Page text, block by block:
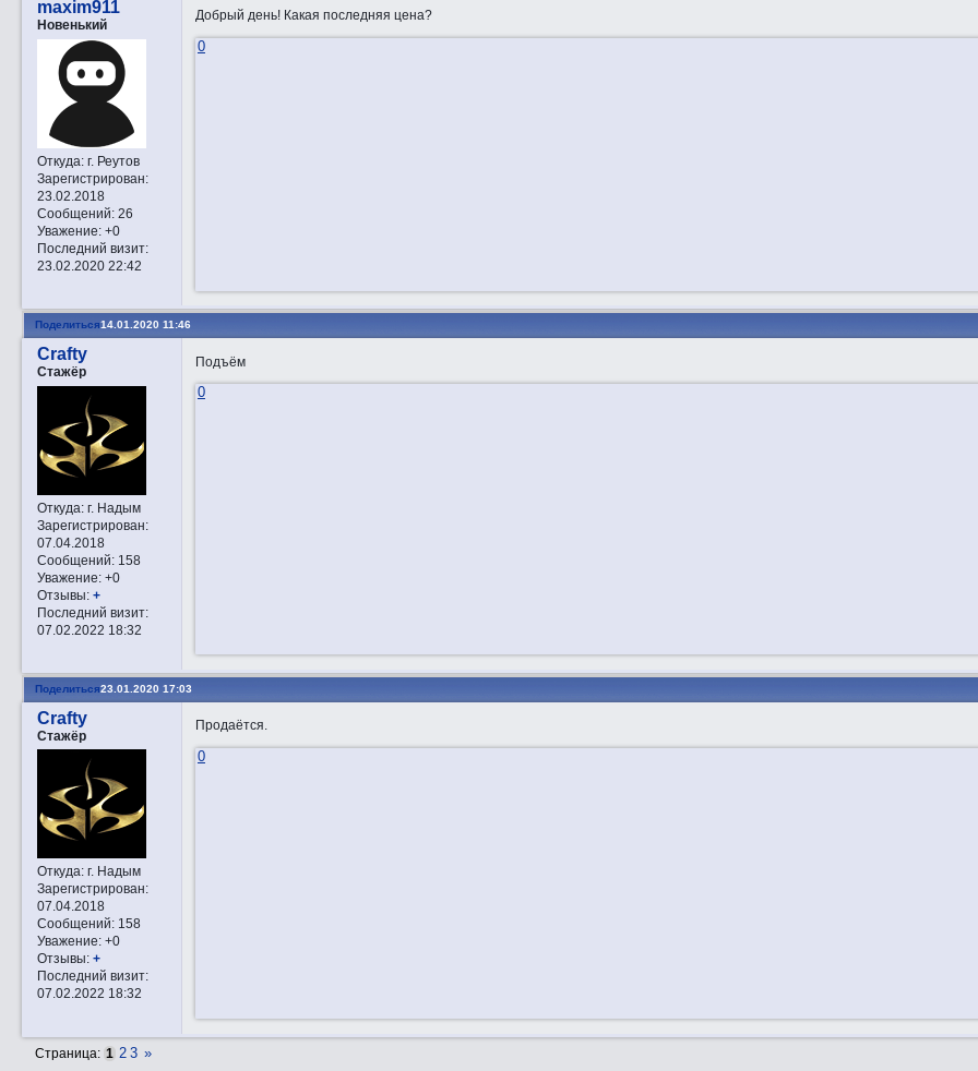
maxim911
Новенький
Откуда:г. Реутов
Зарегистрирован:
23.02.2018
Сообщений:26
Уважение: +0
Последний визит:
23.02.2020 22:42
Добрый день! Какая последняя цена?
0
Поделиться14.01.2020 11:46
Crafty
Стажёр
Откуда:г. Надым
Зарегистрирован:
07.04.2018
Сообщений:158
Уважение: +0
Отзывы: +
Последний визит:
07.02.2022 18:32
Подъём
0
Поделиться23.01.2020 17:03
Crafty
Стажёр
Откуда:г. Надым
Зарегистрирован:
07.04.2018
Сообщений:158
Уважение: +0
Отзывы: +
Последний визит:
07.02.2022 18:32
Продаётся.
0
Страница: 1 2 3 »